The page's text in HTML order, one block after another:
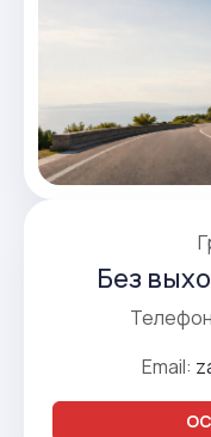
Без
Email: